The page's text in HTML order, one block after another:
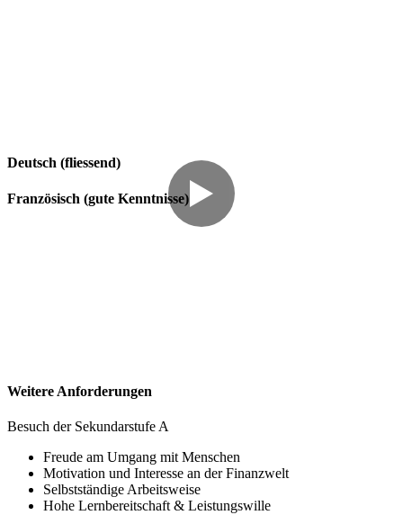
Deutsch (fliessend)
Französisch (gute Kenntnisse)
Weitere Anforderungen
Besuch der Sekundarstufe A
Freude am Umgang mit Menschen
Motivation und Interesse an der Finanzwelt
Selbstständige Arbeitsweise
Hohe Lernbereitschaft & Leistungswille